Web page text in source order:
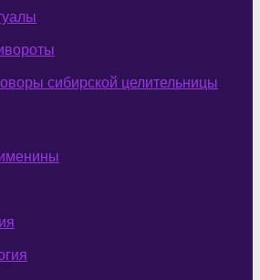
сибирской целительницы